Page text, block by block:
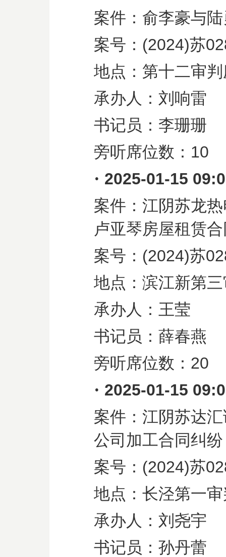
案件：俞李豪与
案号： (2024)苏
地点：第十二审
承办人：刘响雷
书记员：李珊珊
旁听席位数： 10
· 2025-01-15
案件：江阴苏龙
卢亚琴房屋租赁
案号： (2024)苏
地点：滨江新第
承办人：王莹
书记员：薛春燕
旁听席位数： 20
· 2025-01-15
案件：江阴苏达
公司加工合同纠纷
案号： (2024)苏
地点：长泾第一
承办人：刘尧宇
书记员：孙丹蕾